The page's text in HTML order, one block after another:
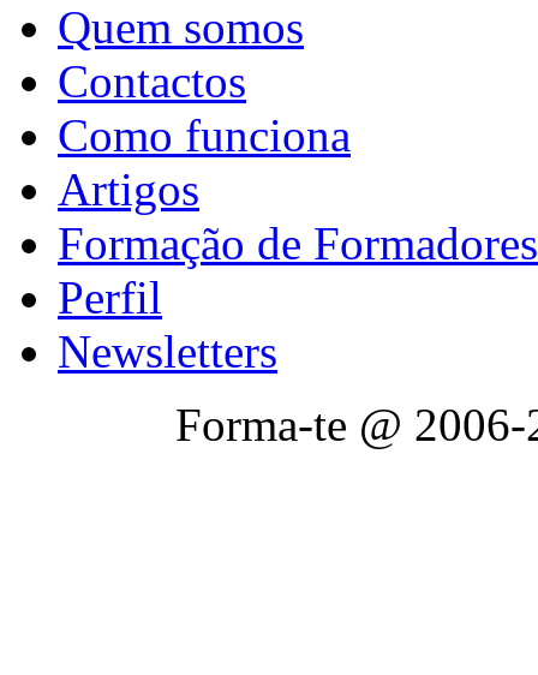
Quem somos
Contactos
Como funciona
Artigos
Formação de Formadores
Perfil
Newsletters
Forma-te @